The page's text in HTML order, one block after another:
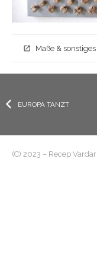
open_in_new Maße & sonstiges
EUROPA TANZT
(C) 2023 – Recep Vardar